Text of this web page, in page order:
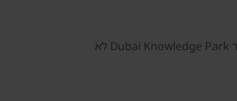
דנסיה צריכה לדעת להגיד לא כאשר המחיר גבוה מדי, כאשר היזם לא מתאים, כאשר הבניין חלש, כאשר דמי השירות פוגעים בתשואה, כאשר Dubai Knowledge Park לא